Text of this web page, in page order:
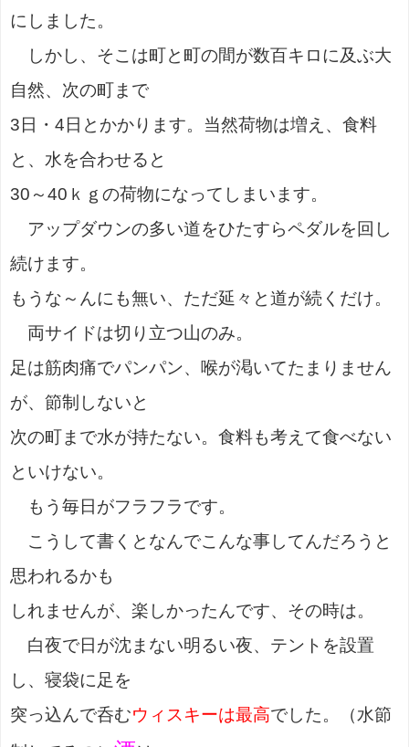
にしました。
しかし、そこは町と町の間が数百キロに及ぶ大
自然、次の町まで
3日・4日とかかります。当然荷物は増え、食料
と、水を合わせると
30～40ｋｇの荷物になってしまいます。
アップダウンの多い道をひたすらペダルを回し
続けます。
もうな～んにも無い、ただ延々と道が続くだけ。
両サイドは切り立つ山のみ。
足は筋肉痛でパンパン、喉が渇いてたまりません
が、節制しないと
次の町まで水が持たない。食料も考えて食べない
といけない。
もう毎日がフラフラです。
こうして書くとなんでこんな事してんだろうと
思われるかも
しれませんが、楽しかったんです、その時は。
白夜で日が沈まない明るい夜、テントを設置
し、寝袋に足を
突っ込んで呑むウィスキーは最高でした。（水節